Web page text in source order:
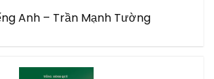
Anh – Trần Mạnh Tường